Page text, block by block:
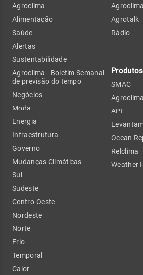
Agroclima
Alimentação
Saúde
Alertas
Sustentabilidade
Agroclima - Boletim Semanal
de previsão do tempo
Negócios
Moda
Energia
Infraestrutura
Governo
Mudanças Climáticas
Sul
Sudeste
Centro-Oeste
Nordeste
Norte
Frio
Temporal
Calor
Agroclima
Agrotalk
Rádio
Produtos
SMAC
API
Ocean
Relclima
Weather